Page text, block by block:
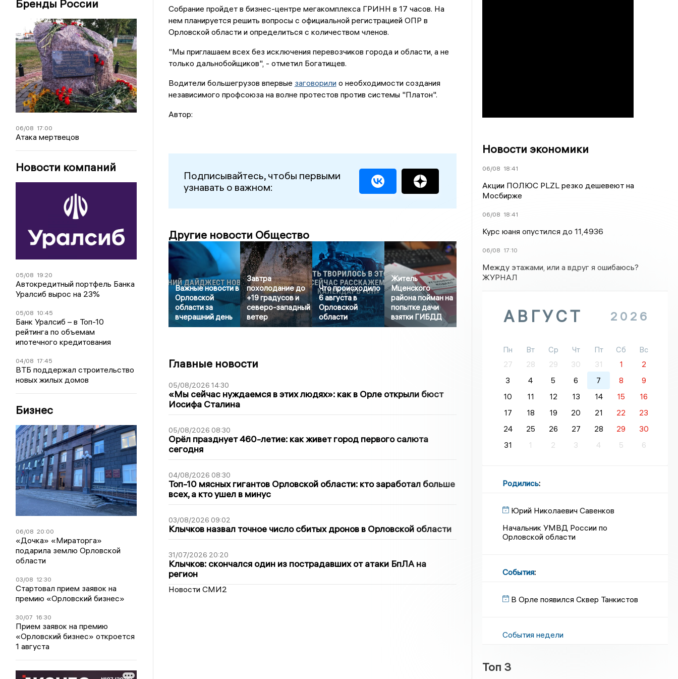
Бренды России
06/08 17:00
Атака мертвецов
Новости компаний
05/08 19:20
Автокредитный портфель Банка
Уралсиб вырос на 23%
05/08 10:45
Банк Уралсиб – в Топ-10
рейтинга по объемам
ипотечного кредитования
04/08 17:45
ВТБ поддержал строительство
новых жилых домов
Бизнес
06/08 20:00
«Дочка» «Мираторга»
подарила землю Орловской
области
03/08 12:30
Стартовал прием заявок на
премию «Орловский бизнес»
30/07 16:30
Прием заявок на премию
«Орловский бизнес» откроется
1 августа
Собрание пройдет в бизнес-центре мегакомплекса ГРИНН в 17 часов. На
нем планируется решить вопросы с официальной регистрацией ОПР в
Орловской области и определиться с количеством членов.
"Мы приглашаем всех без исключения перевозчиков города и области, а не
только дальнобойщиков", - отметил Богатищев.
Водители большегрузов впервые заговорилио необходимости создания
независимого профсоюза на волне протестов против системы "Платон".
Автор:
Подписывайтесь, чтобы первыми
узнавать о важном:
Другие новости Общество
Важные новости в
Орловской
области за
вчерашний день
Завтра
похолодание до
+19 градусов и
северо-западный
ветер
Что происходило
6 августа в
Орловской
области
Житель
Мценского
района пойман на
попытке дачи
взятки ГИБДД
Главные новости
05/08/2026 14:30
«Мы сейчас нуждаемся в этих людях»: как в Орле открыли бюст
Иосифа Сталина
05/08/2026 08:30
Орёл празднует 460-летие: как живет город первого салюта
сегодня
04/08/2026 08:30
Топ-10 мясных гигантов Орловской области: кто заработал больше
всех, а кто ушел в минус
03/08/2026 09:02
Клычков назвал точное число сбитых дронов в Орловской области
31/07/2026 20:20
Клычков: скончался один из пострадавших от атаки БпЛА на
регион
Новости СМИ2
Новости экономики
06/08 18:41
Акции ПОЛЮС PLZL резко дешевеют на
Мосбирже
06/08 18:41
Курс юаня опустился до 11,4936
06/08 17:10
Между этажами, или а вдруг я ошибаюсь?
ЖУРНАЛ
АВГУСТ 2026
Пн Вт Ср Чт Пт Сб
Вс
27
28 29 30 31 1
2
3
4 5 6 7 8
9
10
11 12 13 14 15
16
17
18 19 20 21 22
23
24
25 26 27 28 29
30
31
1 2 3 4 5 6
Родились:
Юрий Николаевич Савенков
Начальник УМВД России по
Орловской области
События:
В Орле появился Сквер Танкистов
События недели
Топ 3